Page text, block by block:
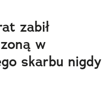
zabił
w
skarbu nigdy